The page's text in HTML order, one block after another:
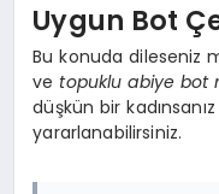
Uygun Bot
Bu konuda dileseniz
ve topuklu abiye bot
düşkün bir kadınsanız
yararlanabilirsiniz.